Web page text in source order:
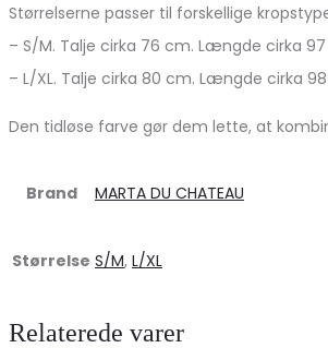
Størrelserne passer til forskellige
– S/M. Talje cirka 76 cm. Længde cirka
– L/XL. Talje cirka 80 cm. Længde cirka
Den tidløse farve gør dem lette, at
Brand MARTA DU CHATEAU
Størrelse S/M, L/XL
Relaterede varer